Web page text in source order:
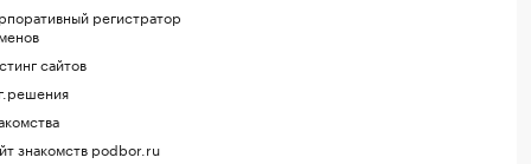
регистратор
сайтов
знакомств podbor.ru